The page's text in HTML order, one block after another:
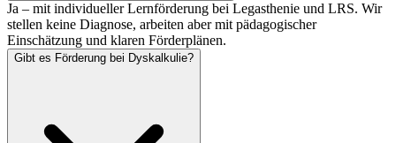
Ja – mit individueller Lernförderung bei Legasthenie und LRS. Wir
stellen keine Diagnose, arbeiten aber mit pädagogischer
Einschätzung und klaren Förderplänen.
Gibt es Förderung bei Dyskalkulie?